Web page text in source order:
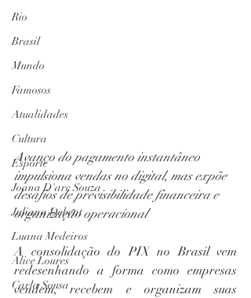
Rio
Brasil
Mundo
Famosos
Atualidades
Cultura
Esporte
Joana D'arc Souza
Juliana Debent
Luana Medeiros
Alice Loures
Carla Sousa
Avanço do pagamento instantâneo
impulsiona vendas no digital, mas expõe
desafios de previsibilidade financeira e
organização operacional
A consolidação do PIX no Brasil vem
redesenhando a forma como empresas
vendem, recebem e organizam suas